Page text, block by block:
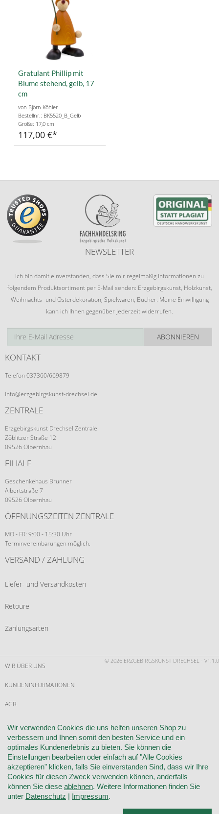
Gratulant Phillip mit
Blume stehend, gelb, 17
cm
von Björn Köhler
Bestellnr.: BK5520_B_Gelb
Größe: 17,0 cm
117,00 €
NEWSLETTER
Ich bin damit einverstanden, dass Sie mir regelmäßig Informationen zu
folgendem Produktsortiment per E-Mail senden: Erzgebirgskunst, Holzkunst,
Weihnachts- und Osterdekoration, Spielwaren, Bücher. Meine Einwilligung
kann ich Ihnen gegenüber jederzeit widerrufen.
ABONNIEREN
KONTAKT
Telefon 037360/669879
info@erzgebirgskunst-drechsel.de
ZENTRALE
Erzgebirgskunst Drechsel Zentrale
Zöblitzer Straße 12
09526 Olbernhau
FILIALE
Geschenkehaus Brunner
Albertstraße 7
09526 Olbernhau
ÖFFNUNGSZEITEN ZENTRALE
MO - FR: 9:00 - 15:30 Uhr
Terminvereinbarungen möglich.
VERSAND / ZAHLUNG
Liefer- und Versandkosten
Retoure
Zahlungsarten
© 2026 ERZGEBIRGSKUNST DRECHSEL - V1.1.0
WIR ÜBER UNS
KUNDENINFORMATIONEN
AGB
WIDERRUF
VERTRAG WIDERRUFEN
KONTAKT
DATENSCHUTZ
COOKIE-EINSTELLUNGEN
Wir verwenden Cookies die uns helfen unseren Shop zu
verbessern und Ihnen somit den besten Service und ein
optimales Kundenerlebnis zu bieten. Sie können die
Einstellungen bearbeiten oder einfach auf "Alle Cookies
akzeptieren" klicken, falls Sie einverstanden Sind, dass wir Ihre
Cookies für diesen Zweck verwenden können, anderfalls
können Sie diese ablehnen. Weitere Informationen finden Sie
unter Datenschutz | Impressum.